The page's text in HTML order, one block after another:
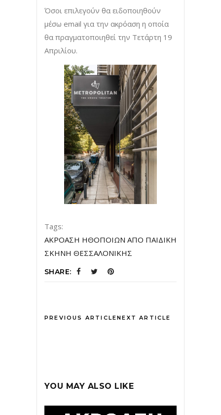
Όσοι επιλεγούν θα ειδοποιηθούν
μέσω email για την ακρόαση η οποία
θα πραγματοποιηθεί την Τετάρτη 19
Απριλίου.
Tags:
ΑΚΡΟΑΣΗ ΗΘΟΠΟΙΩΝ ΑΠΟ ΠΑΙΔΙΚΗ
ΣΚΗΝΗ ΘΕΣΣΑΛΟΝΙΚΗΣ
SHARE:
PREVIOUS ARTICLENEXT ARTICLE
YOU MAY ALSO LIKE